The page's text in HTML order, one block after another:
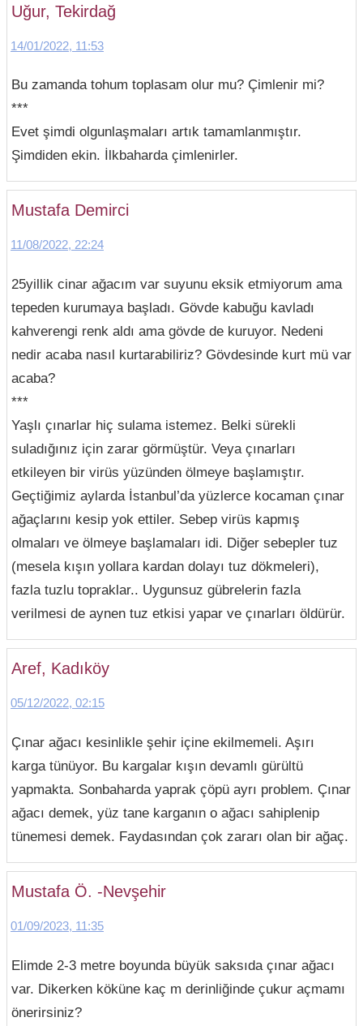
Uğur, Tekirdağ
14/01/2022, 11:53
Bu zamanda tohum toplasam olur mu? Çimlenir mi?
***
Evet şimdi olgunlaşmaları artık tamamlanmıştır.
Şimdiden ekin. İlkbaharda çimlenirler.
Mustafa Demirci
11/08/2022, 22:24
25yillik cinar ağacım var suyunu eksik etmiyorum ama
tepeden kurumaya başladı. Gövde kabuğu kavladı
kahverengi renk aldı ama gövde de kuruyor. Nedeni
nedir acaba nasıl kurtarabiliriz? Gövdesinde kurt mü var
acaba?
***
Yaşlı çınarlar hiç sulama istemez. Belki sürekli
suladığınız için zarar görmüştür. Veya çınarları
etkileyen bir virüs yüzünden ölmeye başlamıştır.
Geçtiğimiz aylarda İstanbul’da yüzlerce kocaman çınar
ağaçlarını kesip yok ettiler. Sebep virüs kapmış
olmaları ve ölmeye başlamaları idi. Diğer sebepler tuz
(mesela kışın yollara kardan dolayı tuz dökmeleri),
fazla tuzlu topraklar.. Uygunsuz gübrelerin fazla
verilmesi de aynen tuz etkisi yapar ve çınarları öldürür.
Aref, Kadıköy
05/12/2022, 02:15
Çınar ağacı kesinlikle şehir içine ekilmemeli. Aşırı
karga tünüyor. Bu kargalar kışın devamlı gürültü
yapmakta. Sonbaharda yaprak çöpü ayrı problem. Çınar
ağacı demek, yüz tane karganın o ağacı sahiplenip
tünemesi demek. Faydasından çok zararı olan bir ağaç.
Mustafa Ö. -Nevşehir
01/09/2023, 11:35
Elimde 2-3 metre boyunda büyük saksıda çınar ağacı
var. Dikerken köküne kaç m derinliğinde çukur açmamı
önerirsiniz?